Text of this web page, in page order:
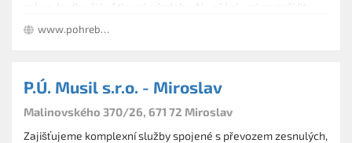
pohřeb klasickým pohřebním kočárem, případně
ekonomičtější variantu smutečního rozloučení s kremací.
www.pohrebniustavmusil.cz
P.Ú. Musil s.r.o. - Miroslav
Malinovského 370/26, 671 72 Miroslav
Zajišťujeme komplexní služby spojené s převozem zesnulých,